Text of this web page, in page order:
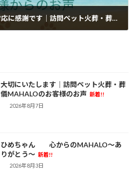
心のこもった丁寧な対応に感謝です｜訪問ペット火葬・葬儀MAHALOのお客様のお声
大切にいたします｜訪問ペット火葬・葬
儀MAHALOのお客様のお声 新着!!
2026年8月7日
ひめちゃん 心からのMAHALO～あ
りがとう～ 新着!!
2026年8月3日